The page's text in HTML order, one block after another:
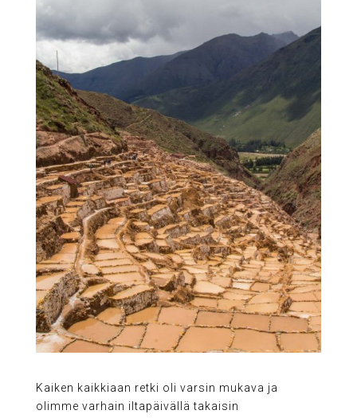
Kaiken kaikkiaan retki oli varsin mukava ja
olimme varhain iltapäivällä takaisin